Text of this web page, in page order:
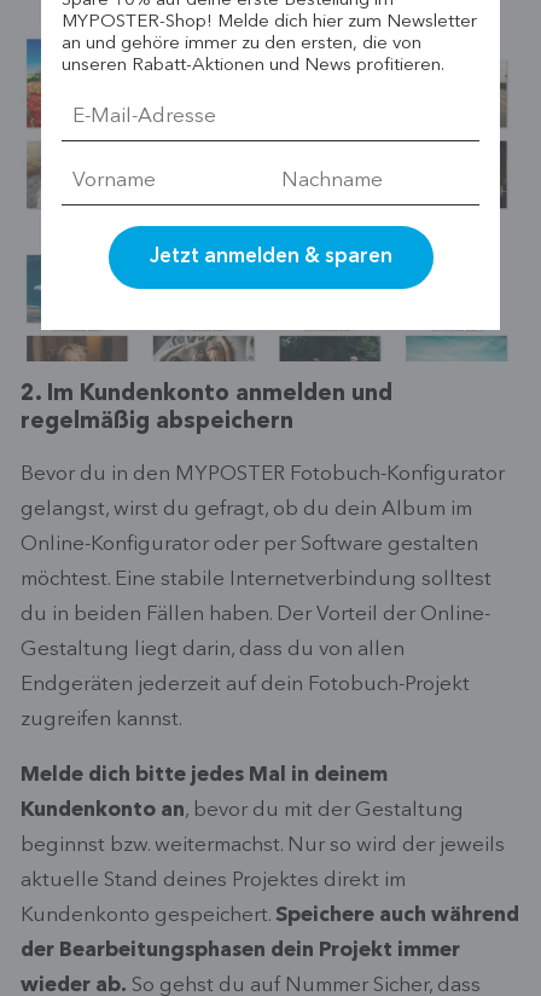
2. Im Kundenkonto anmelden und
regelmäßig abspeichern
Bevor du in den MYPOSTER Fotobuch-Konfigurator
gelangst, wirst du gefragt, ob du dein Album im
Online-Konfigurator oder per Software gestalten
möchtest. Eine stabile Internetverbindung solltest
du in beiden Fällen haben. Der Vorteil der Online-
Gestaltung liegt darin, dass du von allen
Endgeräten jederzeit auf dein Fotobuch-Projekt
zugreifen kannst.
Melde dich bitte jedes Mal in deinem
Kundenkonto an, bevor du mit der Gestaltung
beginnst bzw. weitermachst. Nur so wird der jeweils
aktuelle Stand deines Projektes direkt im
Kundenkonto gespeichert. Speichere auch während
der Bearbeitungsphasen dein Projekt immer
wieder ab. So gehst du auf Nummer Sicher, dass
MYPOSTER-Shop! Melde dich hier zum Newsletter
an und gehöre immer zu den ersten, die von
unseren Rabatt-Aktionen und News profitieren.